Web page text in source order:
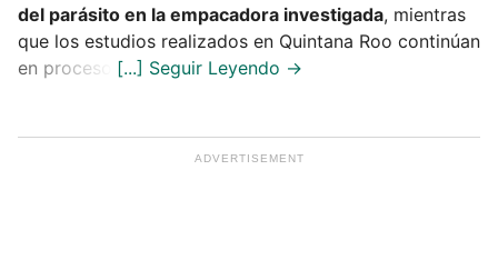
del parásito en la empacadora investigada, mientras
que los estudios realizados en Quintana Roo continúan
en proceso.